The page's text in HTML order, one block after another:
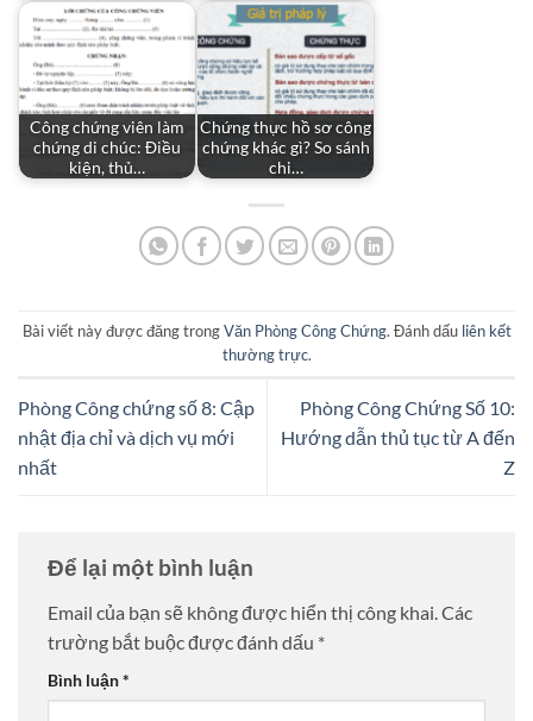
Công chứng viên làm
chứng di chúc: Điều
kiện, thủ…
Chứng thực hồ sơ công
chứng khác gì? So sánh
chi…
Bài viết này được đăng trongVăn Phòng Công Chứng. Đánh dấu liên kết
thường trực.
Phòng Công chứng số 8: Cập
nhật địa chỉ và dịch vụ mới
nhất
Phòng Công Chứng Số 10:
Hướng dẫn thủ tục từ A đến
Z
Để lại một bình luận
Email của bạn sẽ không được hiển thị công khai. Các
trường bắt buộc được đánh dấu *
Bình luận*